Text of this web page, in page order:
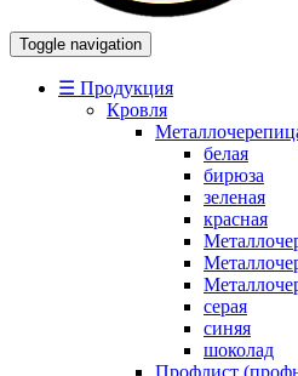
Toggle navigation
☰ Продукция
Кровля
белая
бирюза
зеленая
красная
серая
синяя
шоколад
Профлист